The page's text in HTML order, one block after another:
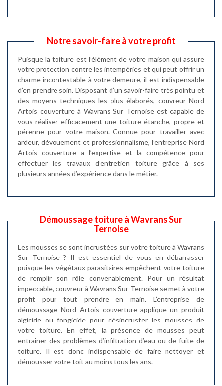
Notre savoir-faire à votre profit
Puisque la toiture est l’élément de votre maison qui assure
votre protection contre les intempéries et qui peut offrir un
charme incontestable à votre demeure, il est indispensable
d’en prendre soin. Disposant d’un savoir-faire très pointu et
des moyens techniques les plus élaborés, couvreur Nord
Artois couverture à Wavrans Sur Ternoise est capable de
vous réaliser efficacement une toiture étanche, propre et
pérenne pour votre maison. Connue pour travailler avec
ardeur, dévouement et professionnalisme, l’entreprise Nord
Artois couverture a l’expertise et la compétence pour
effectuer les travaux d’entretien toiture grâce à ses
plusieurs années d’expérience dans le métier.
Démoussage toiture à Wavrans Sur
Ternoise
Les mousses se sont incrustées sur votre toiture à Wavrans
Sur Ternoise ? Il est essentiel de vous en débarrasser
puisque les végétaux parasitaires empêchent votre toiture
de remplir son rôle convenablement. Pour un résultat
impeccable, couvreur à Wavrans Sur Ternoise se met à votre
profit pour tout prendre en main. L’entreprise de
démoussage Nord Artois couverture applique un produit
algicide ou fongicide pour désincruster les mousses de
votre toiture. En effet, la présence de mousses peut
entraîner des problèmes d’infiltration d’eau ou de fuite de
toiture. Il est donc indispensable de faire nettoyer et
démousser votre toit au moins tous les ans.